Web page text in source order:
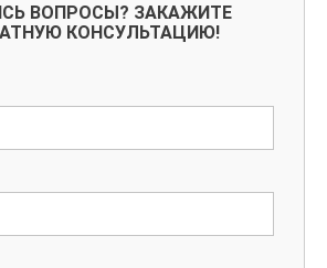
ВОПРОСЫ? ЗАКАЖИТЕ
КОНСУЛЬТАЦИЮ!